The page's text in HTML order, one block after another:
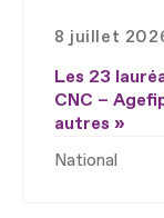
8 juillet
Les 23
CNC –
autres »
National